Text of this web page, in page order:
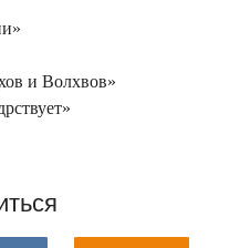
и Волхвов»